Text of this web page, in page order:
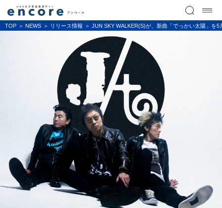
TOP NEWS リリース情報 JUN SKY WALKER(S)が、新曲「でっかい太陽」を5